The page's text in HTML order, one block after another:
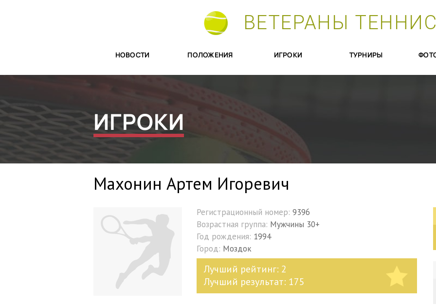
ВЕТЕРАНЫ
НОВОСТИ ПОЛОЖЕНИЯ ИГРОКИ ТУРНИРЫ
ИГРОКИ
Махонин Артем Игоревич
Регистрационный номер: 9396
Возрастная группа: Мужчины 30+
Год рождения: 1994
Город: Моздок
Лучший рейтинг: 2
Лучший результат: 175